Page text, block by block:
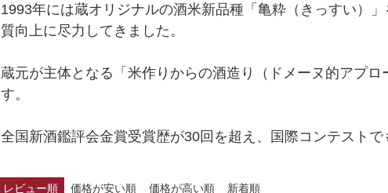
1993年には蔵オリジナルの酒米新品種「亀粋（きっすい）
質向上に尽力してきました。
蔵元が主体となる「米作りからの酒造り（ドメーヌ的アプ
す。
全国新酒鑑評会金賞受賞歴が30回を超え、国際コンテストで
レビュー順 価格が安い順 価格が高い順 新着順